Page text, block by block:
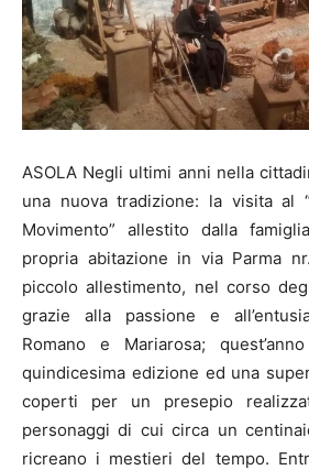
ASOLA Negli ultimi anni nella
una nuova tradizione: la visita al
Movimento” allestito dalla
propria abitazione in via Parma
piccolo allestimento, nel corso
grazie alla passione e
Romano e Mariarosa;
quindicesima edizione ed una
coperti per un presepio
personaggi di cui circa un
ricreano i mestieri del tempo.